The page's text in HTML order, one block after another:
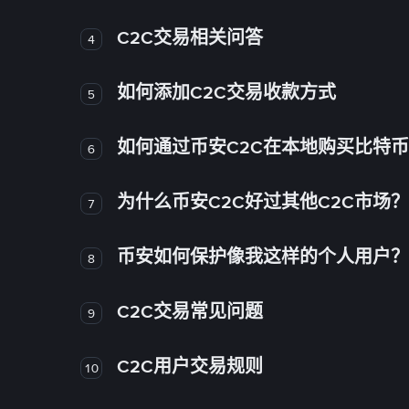
4 C2C交易相关问答
5 如何添加C2C交易收款方式
6 如何通过币安C2C在本地购买比特
7 为什么币安C2C好过其他C2C市场？
8 币安如何保护像我这样的个人用户？
9 C2C交易常见问题
10 C2C用户交易规则